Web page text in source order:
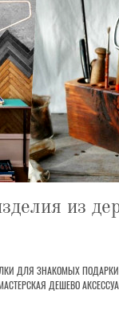
из
ДЛЯ ЗНАКОМЫХПОДАРКИ
ДЕШЕВО